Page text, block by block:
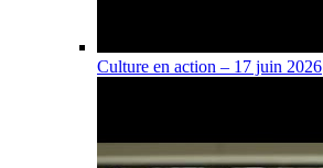
Culture en action – 17 juin 2026